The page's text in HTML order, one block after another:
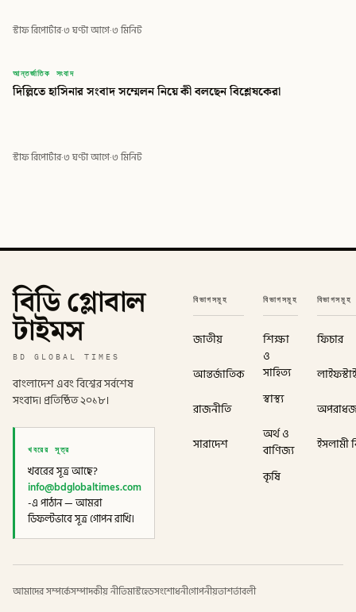
স্টাফ রিপোর্টার·৩ ঘণ্টা আগে·৩ মিনিট
বিডি
বিডি গ্লোবাল টাইমস
আন্তর্জাতিক সংবাদ
দিল্লিতে হাসিনার সংবাদ সম্মেলন নিয়ে কী বলছেন বিশ্লেষকেরা
স্টাফ রিপোর্টার·৩ ঘণ্টা আগে·৩ মিনিট
বিডি গ্লোবাল
টাইমস
BD GLOBAL TIMES
বাংলাদেশ এবং বিশ্বের সর্বশেষ
সংবাদ। প্রতিষ্ঠিত ২০১৮।
খবরের সূত্র
খবরের সূত্র আছে?
info@bdglobaltimes.com
-এ পাঠান — আমরা
ডিফল্টভাবে সূত্র গোপন রাখি।
বিভাগসমূহ
জাতীয়
আন্তর্জাতিক
রাজনীতি
সারাদেশ
বিভাগসমূহ
শিক্ষা
ও
সাহিত্য
স্বাস্থ্য
অর্থ ও
বাণিজ্য
কৃষি
বিভাগসমূহ
ফিচার
ইসলামী
আমাদের সম্পর্কেসম্পাদকীয় নীতিমাস্টহেডসংশোধনীগোপনীয়তাশর্তাবলী